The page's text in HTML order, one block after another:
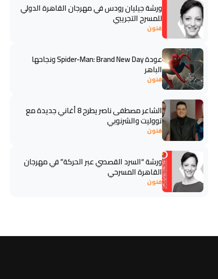
ورشة جيليان رودس في مهرجان القاهرة الدولي
للمسرح التجريبي
فنون
عودة Spider-Man: Brand New Day ونجاحها
الباهر
فنون
الشاعر مصطفى ناصر يطرح 8 أغاني جديدة مع
تووليت والشرنوبي
فنون
ورشة “السرد القصصي عبر الحركة” في مهرجان
القاهرة المسرحي
فنون